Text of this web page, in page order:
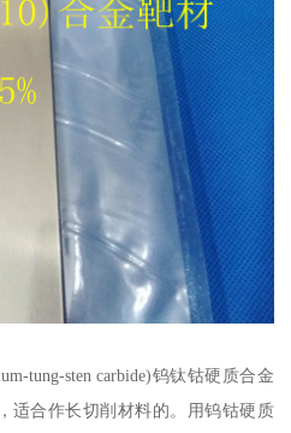
tung-sten carbide)钨钛钴硬质合金
适合作长切削材料的。用钨钴硬质